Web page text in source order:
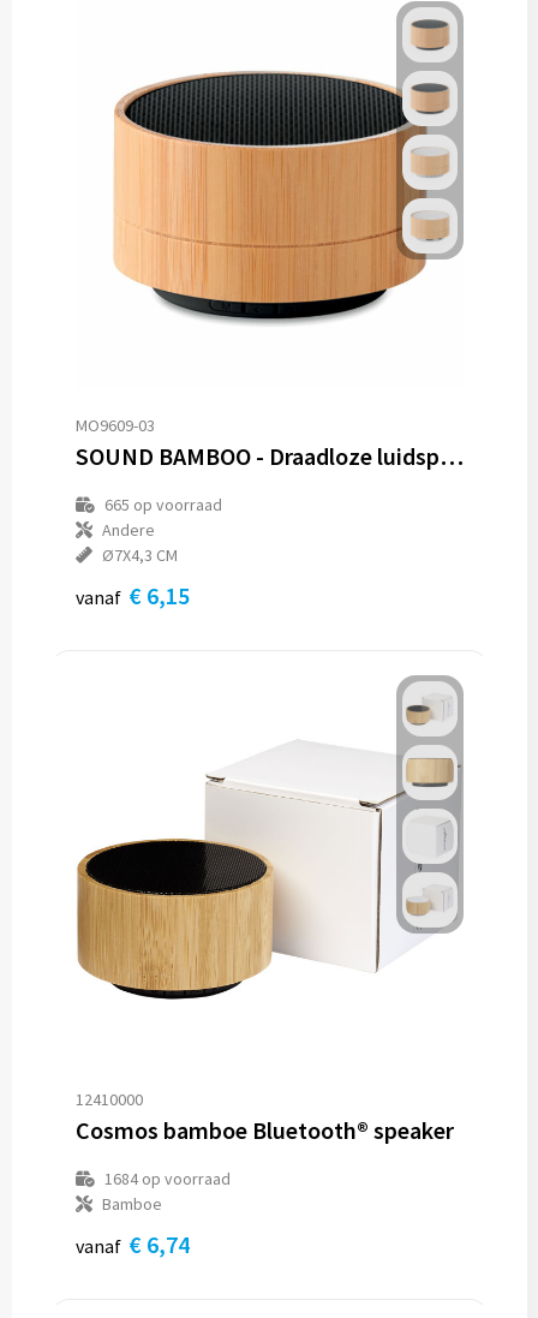
MO9609-03
SOUND BAMBOO - Draadloze luidspreker
665 op voorraad
Andere
Ø7X4,3 CM
vanaf € 6,15
12410000
Cosmos bamboe Bluetooth® speaker
1684op voorraad
Bamboe
vanaf € 6,74